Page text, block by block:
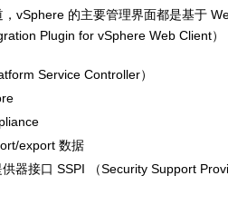
的主要管理界面都是基于
Plugin for vSphere Web Client）
Service Controller）
export 数据
器接口 SSPI （Security Support